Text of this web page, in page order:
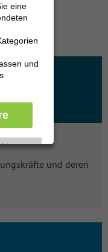
und deren
eine
und
eine
und